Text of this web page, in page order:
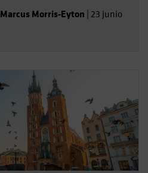
Marcus Morris-Eyton 23 junio